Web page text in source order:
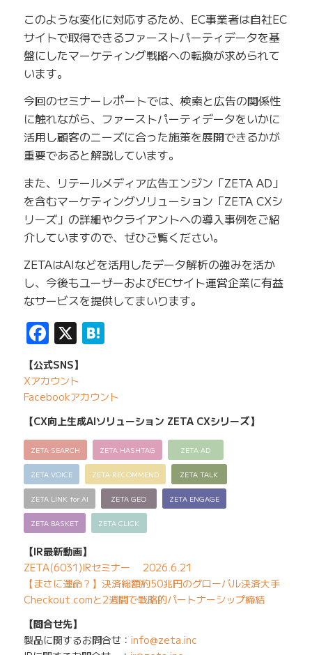
このような変化に対応するため、EC事業者は自社EC
サイトで取得できるファーストパーティデータを基
盤にしたマーケティング戦略への転換が求められて
います。
今回のセミナーレポートでは、検索と広告の関係性
に触れながら、ファーストパーティデータをいかに
活用し顧客のニーズに合った施策を展開できるかが
重要であると解説しています。
また、リテールメディア広告エンジン「ZETA AD」
を含むマーケティングソリューション「ZETA CXシ
リーズ」の詳細やクライアントへの導入事例をご紹
介していますので、ぜひご覧ください。
ZETAはAIなどを活用したデータ解析の強みを活か
し、今後もユーザーおよびECサイト運営企業に有益
なサービスを提供してまいります。
Facebook
X Hatena
【公式SNS】
Xアカウント
Facebookアカウント
【CX向上生成AIソリューション ZETA CXシリーズ】
ZETA SEARCH ZETA HASHTAG ZETA AD
ZETA VOICE ZETA RECOMMEND ZETA TALK
ZETA LINK for AI ZETA GEO ZETA ENGAGE
ZETA BASKET ZETA CLICK
【IR最新動画】
ZETA(6031)IRセミナー 2026.6.21
【まさに運命？】決済総額約50兆円のグローバル決済大手
Checkout.comと2週間で戦略的パートナーシップ締結
【問合せ先】
製品に関するお問合せ： info@zeta.inc